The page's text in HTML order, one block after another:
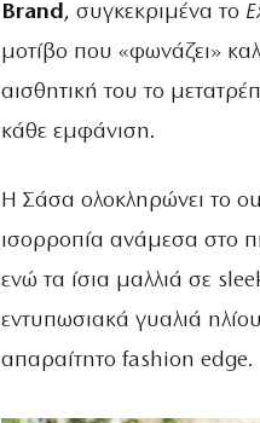
Brand, συγκεκριμένα το
μοτίβο που «φωνάζει»
αισθητική του το
κάθε εμφάνιση.
Η Σάσα ολοκληρώνει το
ισορροπία ανάμεσα στο
ενώ τα ίσια μαλλιά σε
εντυπωσιακά γυαλιά
απαραίτητο fashion edge.